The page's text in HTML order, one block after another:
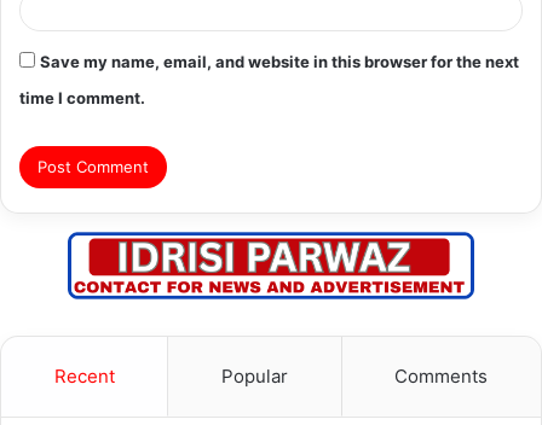
Save my name, email, and website in this browser for the next
time I comment.
Recent Popular Comments